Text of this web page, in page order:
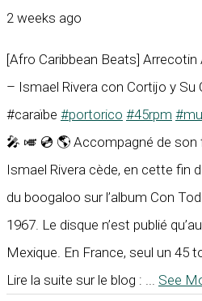
2 weeks ago
[Afro Caribbean Beats]
– Ismael Rivera con Cortijo y Su
#caraïbe #portorico #45rpm
🎤 🎺 💿 🌎 Accompagné de son
Ismael Rivera cède, en cette fin
du boogaloo sur l’album Con
1967. Le disque n’est publié
Mexique. En France, seul un 45
Lire la suite sur le blog :
See